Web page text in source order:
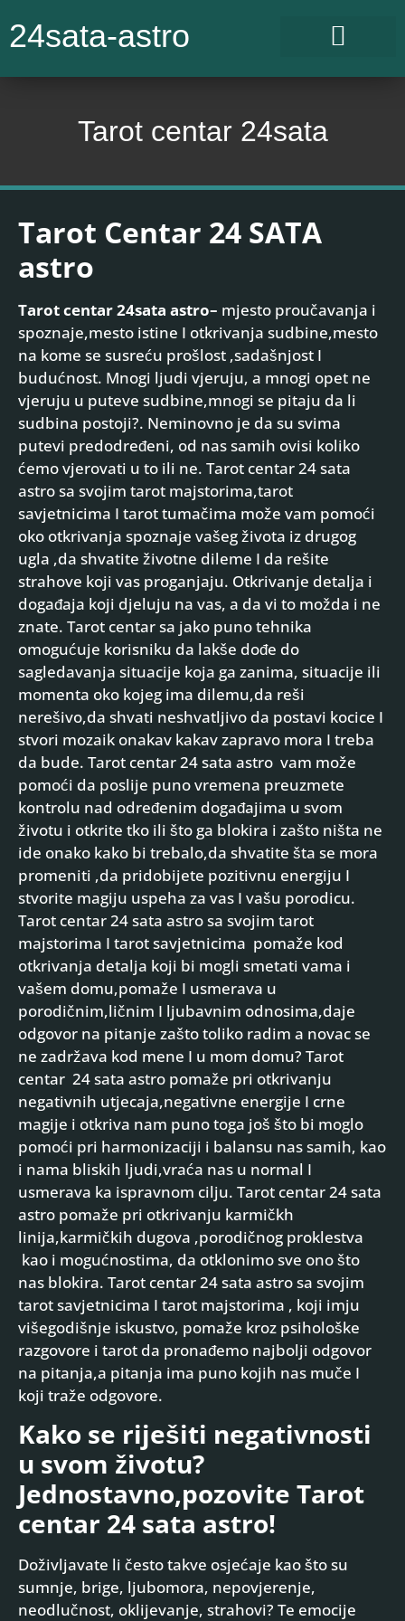
24sata-astro
Tarot centar 24sata
Tarot Centar 24 SATA
astro
Tarot centar 24sata astro– mjesto proučavanja i
spoznaje,mesto istine I otkrivanja sudbine,mesto
na kome se susreću prošlost ,sadašnjost I
budućnost. Mnogi ljudi vjeruju, a mnogi opet ne
vjeruju u puteve sudbine,mnogi se pitaju da li
sudbina postoji?. Neminovno je da su svima
putevi predodređeni, od nas samih ovisi koliko
ćemo vjerovati u to ili ne. Tarot centar 24 sata
astro sa svojim tarot majstorima,tarot
savjetnicima I tarot tumačima može vam pomoći
oko otkrivanja spoznaje vašeg života iz drugog
ugla ,da shvatite životne dileme I da rešite
strahove koji vas proganjaju. Otkrivanje detalja i
događaja koji djeluju na vas, a da vi to možda i ne
znate. Tarot centar sa jako puno tehnika
omogućuje korisniku da lakše dođe do
sagledavanja situacije koja ga zanima, situacije ili
momenta oko kojeg ima dilemu,da reši
nerešivo,da shvati neshvatljivo da postavi kocice I
stvori mozaik onakav kakav zapravo mora I treba
da bude. Tarot centar 24 sata astro vam može
pomoći da poslije puno vremena preuzmete
kontrolu nad određenim događajima u svom
životu i otkrite tko ili što ga blokira i zašto ništa ne
ide onako kako bi trebalo,da shvatite šta se mora
promeniti ,da pridobijete pozitivnu energiju I
stvorite magiju uspeha za vas I vašu porodicu.
Tarot centar 24 sata astro sa svojim tarot
majstorima I tarot savjetnicima pomaže kod
otkrivanja detalja koji bi mogli smetati vama i
vašem domu,pomaže I usmerava u
porodičnim,ličnim I ljubavnim odnosima,daje
odgovor na pitanje zašto toliko radim a novac se
ne zadržava kod mene I u mom domu? Tarot
centar 24 sata astro pomaže pri otkrivanju
negativnih utjecaja,negativne energije I crne
magije i otkriva nam puno toga još što bi moglo
pomoći pri harmonizaciji i balansu nas samih, kao
i nama bliskih ljudi,vraća nas u normal I
usmerava ka ispravnom cilju. Tarot centar 24 sata
astro pomaže pri otkrivanju karmičkh
linija,karmičkih dugova ,porodičnog proklestva
kao i mogućnostima, da otklonimo sve ono što
nas blokira. Tarot centar 24 sata astro sa svojim
tarot savjetnicima I tarot majstorima , koji imju
višegodišnje iskustvo, pomaže kroz psihološke
razgovore i tarot da pronađemo najbolji odgovor
na pitanja,a pitanja ima puno kojih nas muče I
koji traže odgovore.
Kako se riješiti negativnosti
u svom životu?
Jednostavno,pozovite Tarot
centar 24 sata astro!
Doživljavate li često takve osjećaje kao što su
sumnje, brige, ljubomora, nepovjerenje,
neodlučnost, oklijevanje, strahovi? Te emocije